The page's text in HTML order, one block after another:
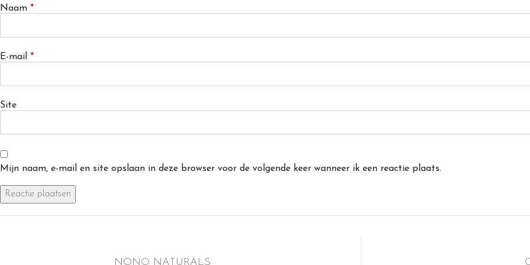
Naam *
E-mail *
Site
Mijn naam, e-mail en site opslaan in deze browser voor de volgende keer wanneer ik een reactie plaats.
NONO NATURALS